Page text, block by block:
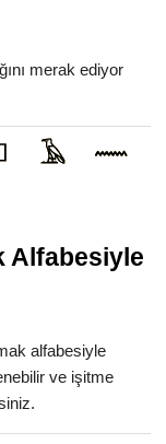
merak ediyor
Alfabesiyle
alfabesiyle
ve işitme